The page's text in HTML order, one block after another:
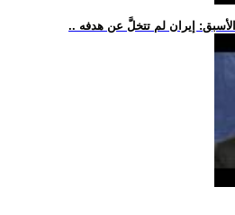
إيران لم تتخلَّ عن هدفه